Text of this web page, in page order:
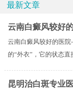
最新文章
云南白癜风较好
云南白癜风较好的医
的“外衣”，它的状态直
昆明治白斑专业